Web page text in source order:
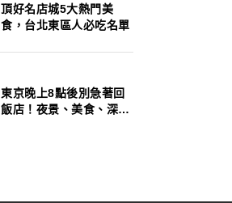
頂好名店城5大熱門美
食，台北東區人必吃名單
東京晚上8點後別急著回
飯店！夜景、美食、深夜